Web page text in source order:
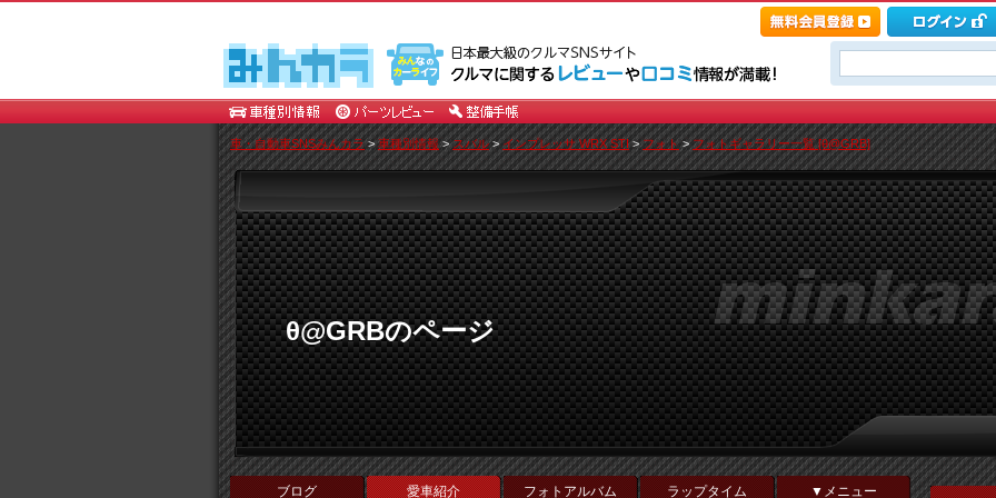
車・自動車SNSみんカラ>車種別情報>スバル>インプレッサ WRX STI>フォト>フォトギャラリー一覧 [θ@GRB]
θ@GRBのページ
ブログ 愛車紹介 フォトアルバム ラップタイム ▼メニュー